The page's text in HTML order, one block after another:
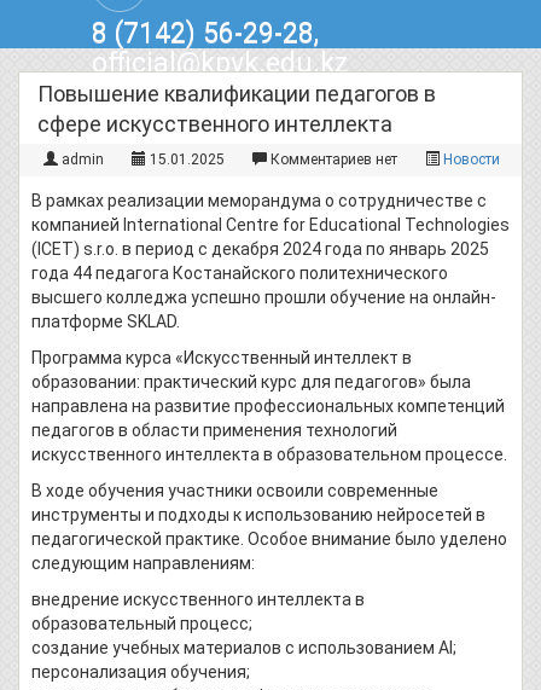
8 (7142) 56-29-28,
official@kpvk.edu.kz
г.Костанай, Проспект Кобыланды
Батыра, 3
Повышение квалификации педагогов в
сфере искусственного интеллекта
admin 15.01.2025 Комментариев нет Новости
В рамках реализации меморандума о сотрудничестве с
компанией International Centre for Educational Technologies
(ICET) s.r.o. в период с декабря 2024 года по январь 2025
года 44 педагога Костанайского политехнического
высшего колледжа успешно прошли обучение на онлайн-
платформе SKLAD.
Программа курса «Искусственный интеллект в
образовании: практический курс для педагогов» была
направлена на развитие профессиональных компетенций
педагогов в области применения технологий
искусственного интеллекта в образовательном процессе.
В ходе обучения участники освоили современные
инструменты и подходы к использованию нейросетей в
педагогической практике. Особое внимание было уделено
следующим направлениям:
внедрение искусственного интеллекта в
образовательный процесс;
создание учебных материалов с использованием AI;
персонализация обучения;